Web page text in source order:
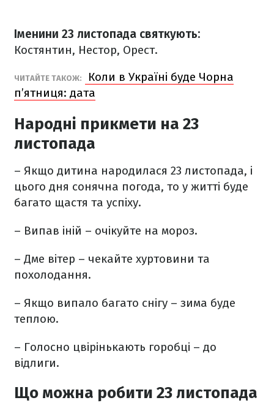
Іменини 23 листопада святкують:
Костянтин, Нестор, Орест.
ЧИТАЙТЕ ТАКОЖ:
Коли в Україні буде Чорна
п’ятниця: дата
Народні прикмети на 23
листопада
– Якщо дитина народилася 23 листопада, і
цього дня сонячна погода, то у житті буде
багато щастя та успіху.
– Випав іній – очікуйте на мороз.
– Дме вітер – чекайте хуртовини та
похолодання.
– Якщо випало багато снігу – зима буде
теплою.
– Голосно цвірінькають горобці – до
відлиги.
Що можна робити 23 листопада